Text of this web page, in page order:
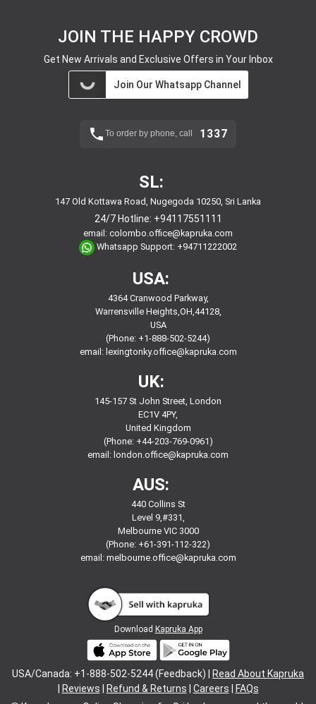
JOIN THE HAPPY CROWD
Get New Arrivals and Exclusive Offers in Your Inbox
Join Our Whatsapp Channel
To order by phone, call 1337
SL:
147 Old Kottawa Road, Nugegoda 10250, Sri Lanka
24/7 Hotline: +94117551111
email: colombo.office@kapruka.com
Whatsapp Support: +94711222002
USA:
4364 Cranwood Parkway,
Warrensville Heights,OH,44128,
USA
(Phone: +1-888-502-5244)
email: lexingtonky.office@kapruka.com
UK:
145-157 St John Street, London
EC1V 4PY,
United Kingdom
(Phone: +44-203-769-0961)
email: london.office@kapruka.com
AUS:
440 Collins St
Level 9,#331,
Melbourne VIC 3000
(Phone: +61-391-112-322)
email: melbourne.office@kapruka.com
Download Kapruka App
USA/Canada: +1-888-502-5244 (Feedback) |
Read About Kapruka
Reviews Refund & Returns Careers
FAQs